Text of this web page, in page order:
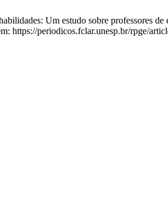
Um estudo sobre professores
https://periodicos.fclar.unesp.br/rpge/